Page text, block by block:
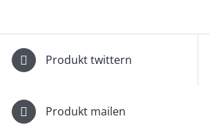
Produkt twittern
Produkt mailen